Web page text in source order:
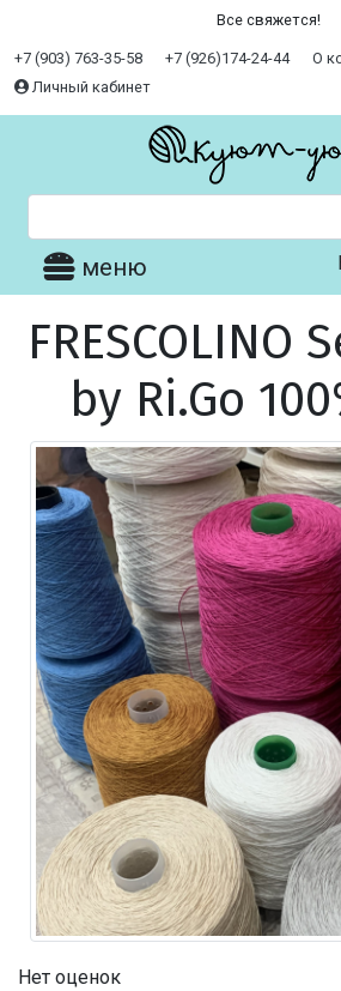
Все свяжется!
+7 (903) 763-35-58 +7 (926)174-24-44 О
Личный кабинет
меню
FRESCOLINO
by Ri.Go
Нет оценок